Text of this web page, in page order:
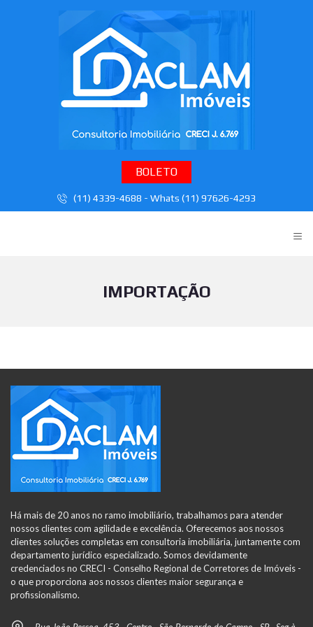
BOLETO
(11) 4339-4688 - Whats (11) 97626-4293
≡
IMPORTAÇÃO
Há mais de 20 anos no ramo imobiliário, trabalhamos para atender
nossos clientes com agilidade e excelência. Oferecemos aos nossos
clientes soluções completas em consultoria imobiliária, juntamente com
departamento jurídico especializado. Somos devidamente
credenciados no CRECI - Conselho Regional de Corretores de Imóveis -
o que proporciona aos nossos clientes maior segurança e
profissionalismo.